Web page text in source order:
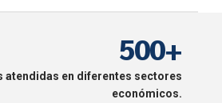
4
5
6
9
0
9
0+
atendidas en diferentes sectores
económicos.
6
8
6
7
8
6
7
8
6
7
8
3
4
5